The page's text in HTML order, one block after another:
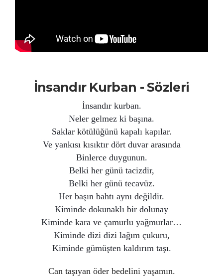
İnsandır Kurban - Sözleri
İnsandır kurban.
Neler gelmez ki başına.
Saklar kötülüğünü kapalı kapılar.
Ve yankısı kısıktır dört duvar arasında
Binlerce duygunun.
Belki her günü tacizdir,
Belki her günü tecavüz.
Her başın bahtı aynı değildir.
Kiminde dokunaklı bir dolunay
Kiminde kara ve çamurlu yağmurlar…
Kiminde dizi dizi lağım çukuru,
Kiminde gümüşten kaldırım taşı.
Can taşıyan öder bedelini yaşamın.